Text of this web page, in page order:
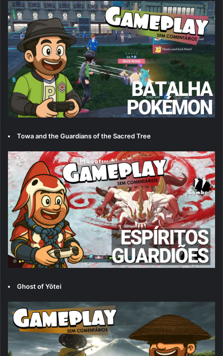
Towa and the Guardians of the Sacred Tree
Ghost of Yōtei